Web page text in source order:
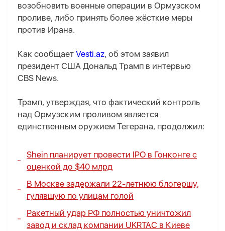
возобновить военные операции в Ормузском
проливе, либо принять более жёсткие меры
против Ирана.
Как сообщает Vesti.az, об этом заявил
президент США Дональд Трамп в интервью
CBS News.
Трамп, утверждая, что фактический контроль
над Ормузским проливом является
единственным оружием Тегерана, продолжил:
Shein планирует провести IPO в Гонконге с
оценкой до $40 млрд
В Москве задержали 22-летнюю блогершу,
гулявшую по улицам голой
Ракетный удар РФ полностью уничтожил
завод и склад компании UKRTAC в Киеве